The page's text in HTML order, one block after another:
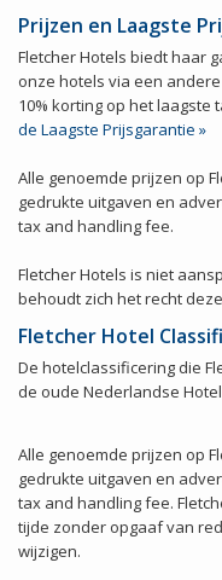
Prijzen en Laagste
Fletcher Hotels biedt haar
onze hotels via een
10% korting op het
de Laagste Prijsgarantie »
Alle genoemde prijzen op
gedrukte uitgaven en
tax and handling fee.
Fletcher Hotels is niet
behoudt zich het recht
Fletcher Hotel
De hotelclassificering die
de oude Nederlandse Hotel
Alle genoemde prijzen op
gedrukte uitgaven en
tax and handling fee.
tijde zonder opgaaf van
wijzigen.